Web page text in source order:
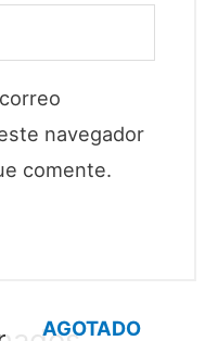
navegador
comente.
AGOTADO